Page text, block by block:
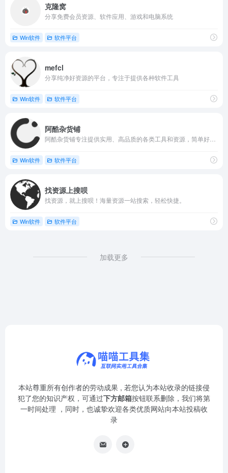
克隆窝
分享免费会员资源、软件应用、游戏和电脑系统
Win软件 软件平台
mefcl
分享纯净好资源的平台，专注于提供各种软件工具
Win软件 软件平台
阿酷杂货铺
Win软件 软件平台
找资源上搜呗
找资源，就上搜呗！海量资源一站搜索，轻松快捷。
Win软件 软件平台
加载更多
本站尊重所有创作者的劳动成果 , 若您认为本站收录的链接侵
犯了您的知识产权，可通过下方邮箱按钮联系删除，我们将第
一时间处理 ，同时，也诚挚欢迎各类优质网站向本站投稿收
录